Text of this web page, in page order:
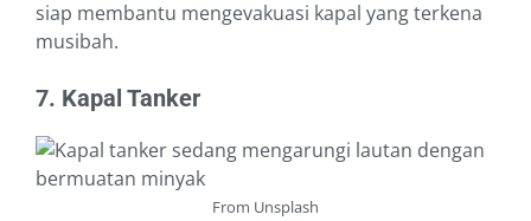
siap membantu mengevakuasi kapal yang terkena
musibah.
7. Kapal Tanker
From Unsplash